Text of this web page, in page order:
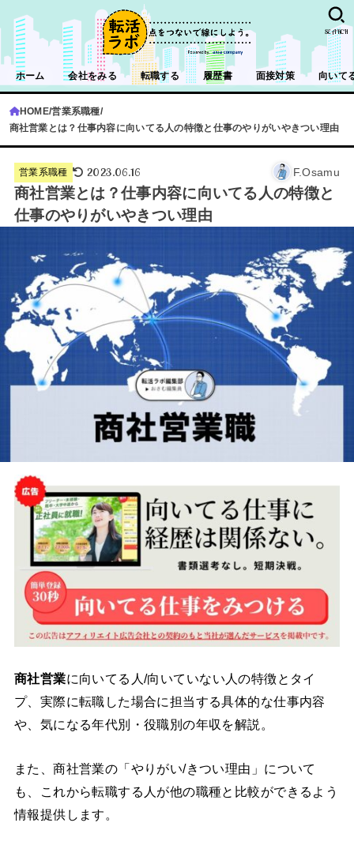
ホーム 会社をみる 転職する 履歴書 面接対策 向いて
SEARCH
HOME 営業系職種
商社営業とは？仕事内容に向いてる人の特徴と仕事のやりがいやきつい理由
営業系職種 2023.06.16 F.Osamu
商社営業とは？仕事内容に向いてる人の特徴と
仕事のやりがいやきつい理由
商社営業に向いてる人/向いていない人の特徴とタイ
プ、実際に転職した場合に担当する具体的な仕事内容
や、気になる年代別・役職別の年収を解説。
また、商社営業の「やりがい/きつい理由」について
も、これから転職する人が他の職種と比較ができるよう
情報提供します。